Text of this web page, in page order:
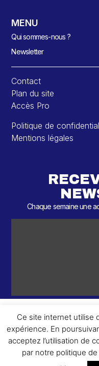
MENU
Qui sommes-nous ?
Newsletter
Contact
Plan du site
Accès Pro
Politique de
Mentions légales
Chaque semaine une
© 2026 – 2 ème
Ce site internet utilise
expérience. En
acceptez l’utilisation de
par notre politique